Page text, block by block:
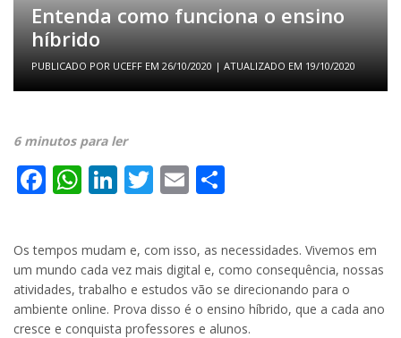
Entenda como funciona o ensino
híbrido
PUBLICADO POR UCEFF EM 26/10/2020 | ATUALIZADO EM 19/10/2020
6 minutos para ler
Facebook
WhatsApp
LinkedIn
Twitter
Email
Os tempos mudam e, com isso, as necessidades. Vivemos em
um mundo cada vez mais digital e, como consequência, nossas
atividades, trabalho e estudos vão se direcionando para o
ambiente online. Prova disso é o ensino híbrido, que a cada ano
cresce e conquista professores e alunos.